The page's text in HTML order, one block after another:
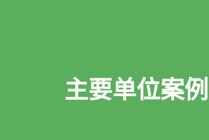
主要单位案例